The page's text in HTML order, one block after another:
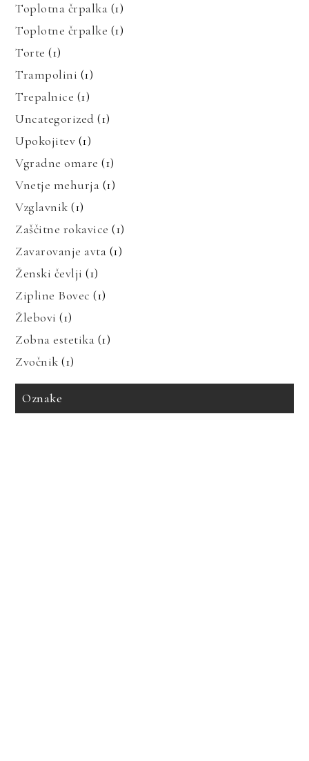
Toplotna črpalka (1)
Toplotne črpalke (1)
Torte (1)
Trampolini (1)
Trepalnice (1)
Uncategorized (1)
Upokojitev (1)
Vgradne omare (1)
Vnetje mehurja (1)
Vzglavnik (1)
Zaščitne rokavice (1)
Zavarovanje avta (1)
Ženski čevlji (1)
Zipline Bovec (1)
Žlebovi (1)
Zobna estetika (1)
Zvočnik (1)
Oznake